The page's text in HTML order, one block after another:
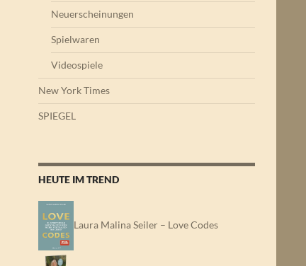
Neuerscheinungen
Spielwaren
Videospiele
New York Times
SPIEGEL
HEUTE IM TREND
Laura Malina Seiler – Love Codes